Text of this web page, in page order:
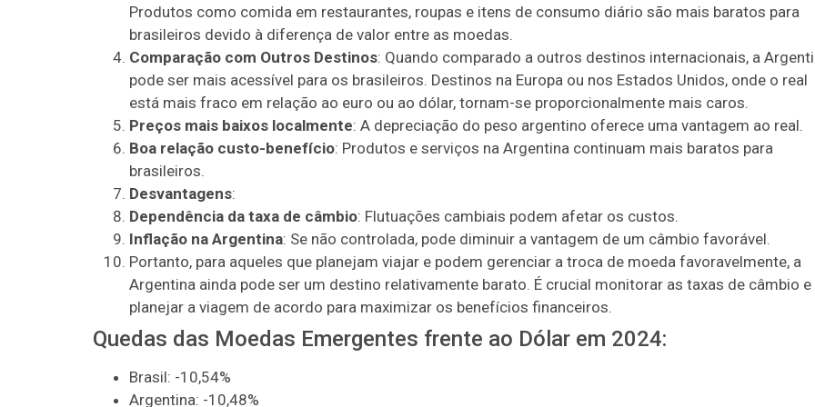
Produtos como comida em restaurantes, roupas e itens de consumo diário são mais baratos para
brasileiros devido à diferença de valor entre as moedas.
Comparação com Outros Destinos: Quando comparado a outros destinos internacionais, a
pode ser mais acessível para os brasileiros. Destinos na Europa ou nos Estados Unidos, onde o real
está mais fraco em relação ao euro ou ao dólar, tornam-se proporcionalmente mais caros.
Preços mais baixos localmente: A depreciação do peso argentino oferece uma vantagem ao real.
Boa relação custo-benefício: Produtos e serviços na Argentina continuam mais baratos para
brasileiros.
Desvantagens:
Dependência da taxa de câmbio: Flutuações cambiais podem afetar os custos.
Inflação na Argentina: Se não controlada, pode diminuir a vantagem de um câmbio favorável.
Portanto, para aqueles que planejam viajar e podem gerenciar a troca de moeda favoravelmente, a
Argentina ainda pode ser um destino relativamente barato. É crucial monitorar as taxas de câmbio e
planejar a viagem de acordo para maximizar os benefícios financeiros.
Quedas das Moedas Emergentes frente ao Dólar em 2024:
Brasil: -10,54%
Argentina: -10,48%